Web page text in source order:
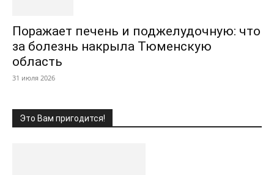
Поражает печень и поджелудочную: что
за болезнь накрыла Тюменскую
область
31 июля 2026
Это Вам пригодится!